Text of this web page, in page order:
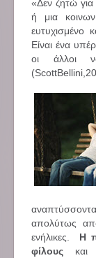
«Δεν ζητώ
ή μια
ευτυχισμένο
Είναι ένα
οι άλλοι
απολύτως
ενήλικες. Η
φίλους και